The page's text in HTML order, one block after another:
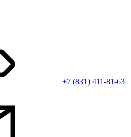
+7 (831) 411-81-63